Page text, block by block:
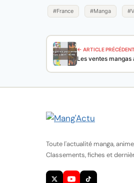
#France #Manga
← ARTICLE
Les ventes
Toute l'actualité manga,
Classements, fiches et